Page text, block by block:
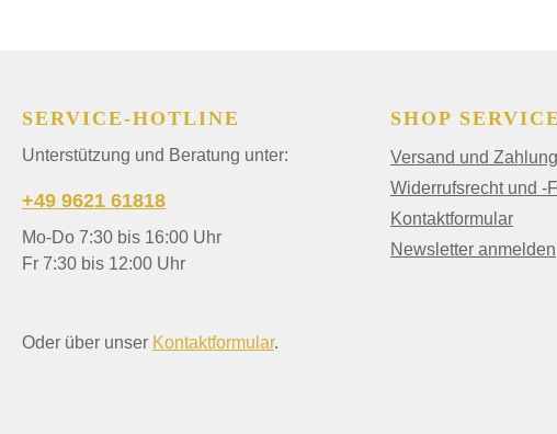
SERVICE-HOTLINE
Unterstützung und Beratung unter:
+49 9621 61818
Mo-Do 7:30 bis 16:00 Uhr
Fr 7:30 bis 12:00 Uhr
Oder über unser Kontaktformular.
SHOP SERVICE
Versand und Zahlung
Widerrufsrecht und -
Kontaktformular
Newsletter anmelden